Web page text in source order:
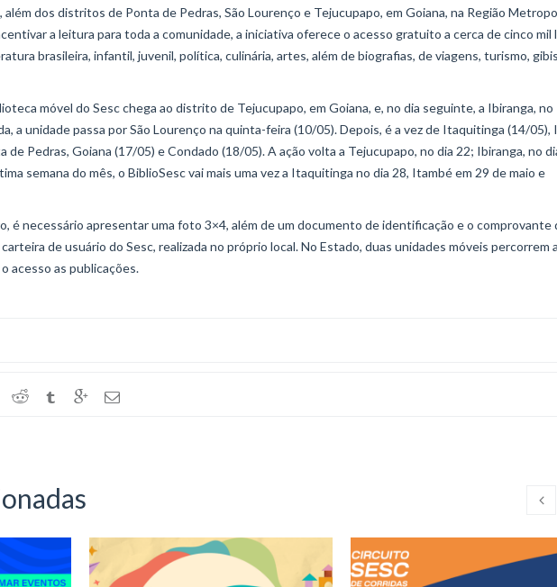
dos distritos de Ponta de Pedras, São Lourenço e Tejucupapo, em Goiana, na Região
a leitura para toda a comunidade, a iniciativa oferece o acesso gratuito a cerca de cinco mil
brasileira, infantil, juvenil, política, culinária, artes, além de biografias, de viagens, turismo,
móvel do Sesc chega ao distrito de Tejucupapo, em Goiana, e, no dia seguinte, a Ibiranga, no
a unidade passa por São Lourenço na quinta-feira (10/05). Depois, é a vez de Itaquitinga (14/05),
de Pedras, Goiana (17/05) e Condado (18/05). A ação volta a Tejucupapo, no dia 22; Ibiranga, no
semana do mês, o BiblioSesc vai mais uma vez a Itaquitinga no dia 28, Itambé em 29 de maio e
é necessário apresentar uma foto 3×4, além de um documento de identificação e o comprovante
de usuário do Sesc, realizada no próprio local. No Estado, duas unidades móveis percorrem
acesso as publicações.